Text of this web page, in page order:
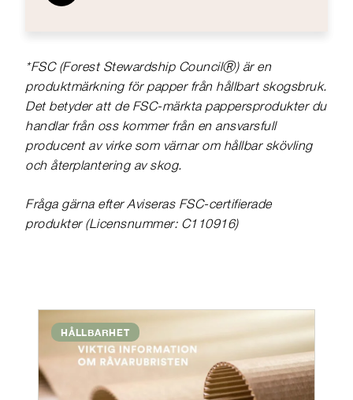
*FSC (Forest Stewardship CouncilⓇ) är en
produktmärkning för papper från hållbart skogsbruk.
Det betyder att de FSC-märkta pappersprodukter du
handlar från oss kommer från en ansvarsfull
producent av virke som värnar om hållbar skövling
och återplantering av skog.
Fråga gärna efter Aviseras FSC-certifierade
produkter (Licensnummer: C110916)
HÅLLBARHET